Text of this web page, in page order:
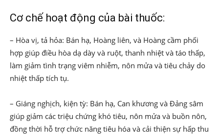
Cơ chế hoạt động của bài thuốc:
– Hòa vị, tả hỏa: Bán hạ, Hoàng liên, và Hoàng cầm phối
hợp giúp điều hòa dạ dày và ruột, thanh nhiệt và táo thấp,
làm giảm tình trạng viêm nhiễm, nôn mửa và tiêu chảy do
nhiệt thấp tích tụ.
– Giáng nghịch, kiện tỳ: Bán hạ, Can khương và Đảng sâm
giúp giảm các triệu chứng khó tiêu, nôn mửa và buồn nôn,
đồng thời hỗ trợ chức năng tiêu hóa và cải thiện sự hấp thu